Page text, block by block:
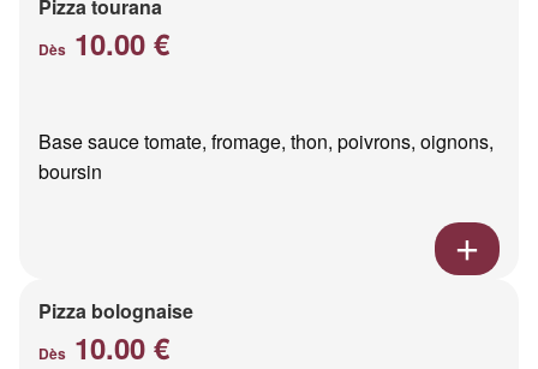
Pizza tourana
Dès 10.00 €
Base sauce tomate, fromage, thon, poivrons, oignons,
boursin
Pizza bolognaise
Dès 10.00 €